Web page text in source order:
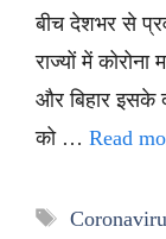
बीच देशभर से
राज्यों में
और बिहार इसके
को … Read
Tags